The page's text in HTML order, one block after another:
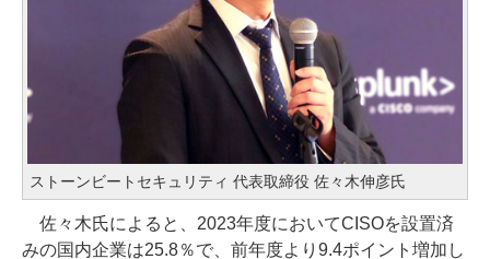
ストーンビートセキュリティ 代表取締役 佐々木伸彦氏
佐々木氏によると、2023年度においてCISOを設置済
みの国内企業は25.8％で、前年度より9.4ポイント増加し